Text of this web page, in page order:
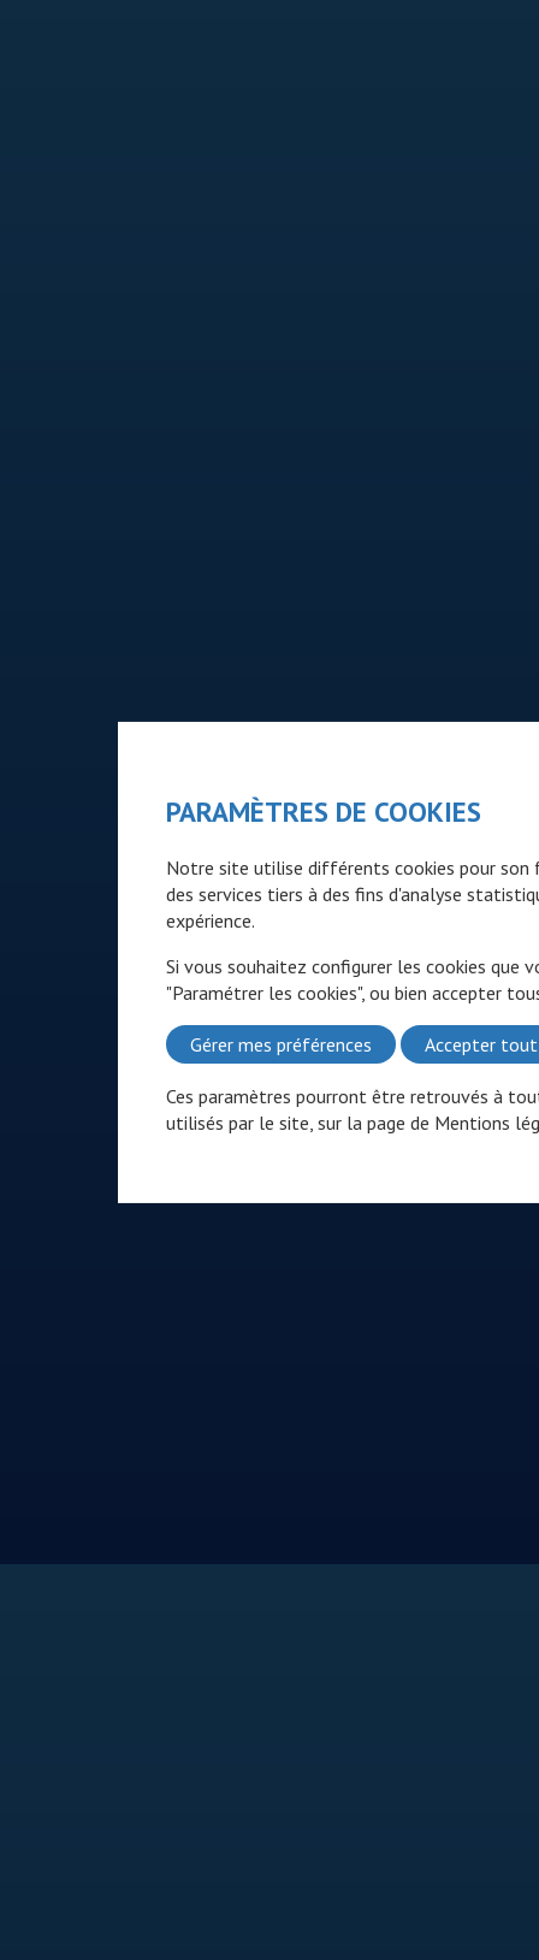
PARAMÈTRES DE COOKIES
Notre site utilise différents cookies pour son
des services tiers à des fins d'analyse
expérience.
Si vous souhaitez configurer les cookies que
"Paramétrer les cookies", ou bien accepter
Gérer mes préférences Accepter tout
Ces paramètres pourront être retrouvés à
utilisés par le site, sur la page de Mentions